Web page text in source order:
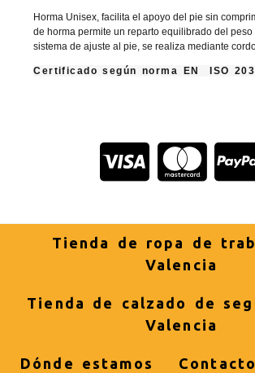
Horma Unisex, facilita el apoyo del pie sin
de horma permite un reparto equilibrado del peso
sistema de ajuste al pie, se realiza mediante
Certificado según norma EN ISO
Tienda de ropa de
Valencia
Tienda de calzado de
Valencia
Dónde estamos Contacto